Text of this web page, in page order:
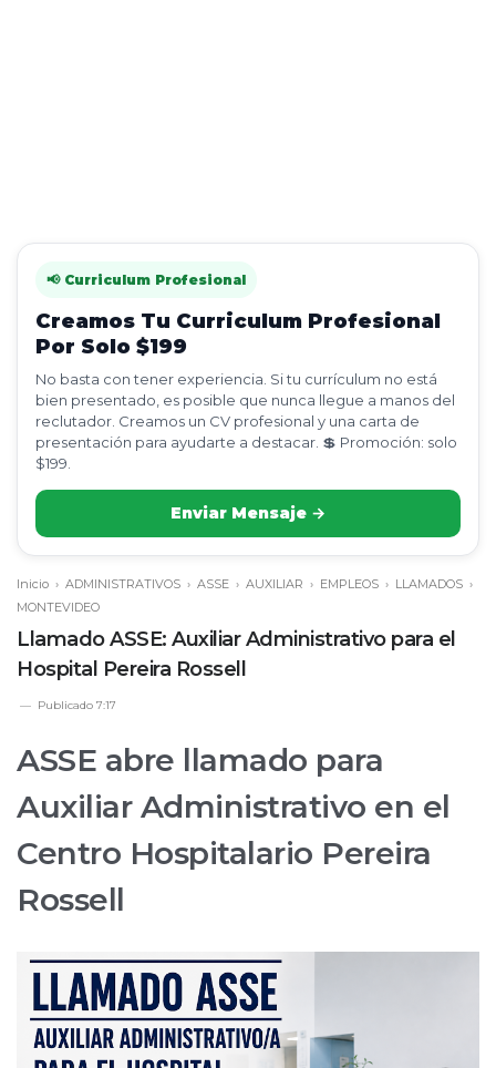
📢 Curriculum Profesional
Creamos Tu Curriculum Profesional
Por Solo $199
No basta con tener experiencia. Si tu currículum no está
bien presentado, es posible que nunca llegue a manos del
reclutador. Creamos un CV profesional y una carta de
presentación para ayudarte a destacar. 💲 Promoción: solo
$199.
Enviar Mensaje →
Inicio › ADMINISTRATIVOS › ASSE › AUXILIAR › EMPLEOS › LLAMADOS ›
MONTEVIDEO
Llamado ASSE: Auxiliar Administrativo para el
Hospital Pereira Rossell
Publicado 7:17
ASSE abre llamado para
Auxiliar Administrativo en el
Centro Hospitalario Pereira
Rossell